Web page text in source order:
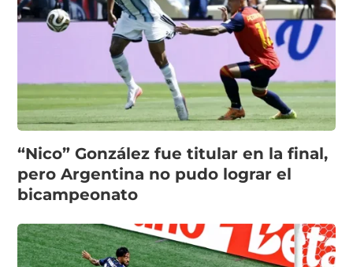
“Nico” González fue titular en la final,
pero Argentina no pudo lograr el
bicampeonato